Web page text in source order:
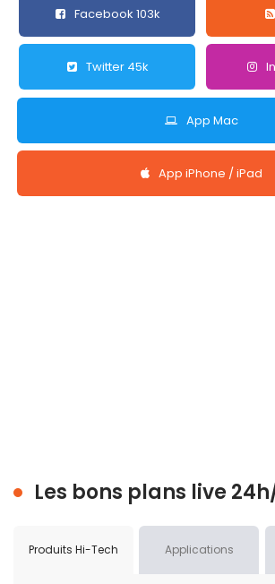
Facebook 103k
Twitter 45k
App Mac
App iPhone / iPad
Les bons plans live
Produits Hi-Tech Applications